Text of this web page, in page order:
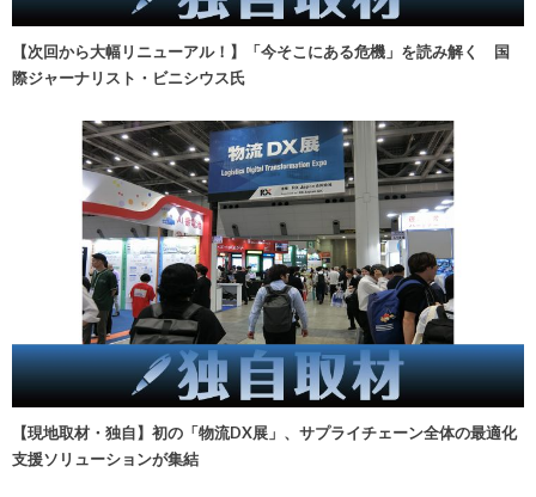
【次回から大幅リニューアル！】「今そこにある危機」を読み解く 国
際ジャーナリスト・ビニシウス氏
【現地取材・独自】初の「物流DX展」、サプライチェーン全体の最適化
支援ソリューションが集結